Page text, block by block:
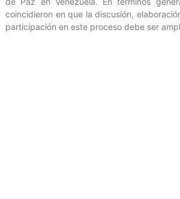
coincidieron en que la discusión,
participación en este proceso debe ser